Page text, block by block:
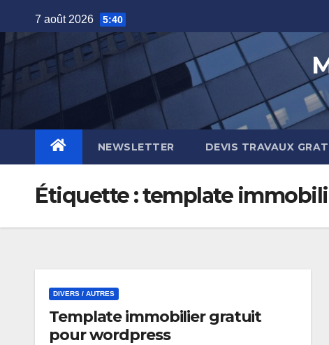
to
7 août 2026 5:40
NEWSLETTER DEVIS TRAVAUX
Étiquette :template
DIVERS / AUTRES
Template immobilier gratuit
pour wordpress